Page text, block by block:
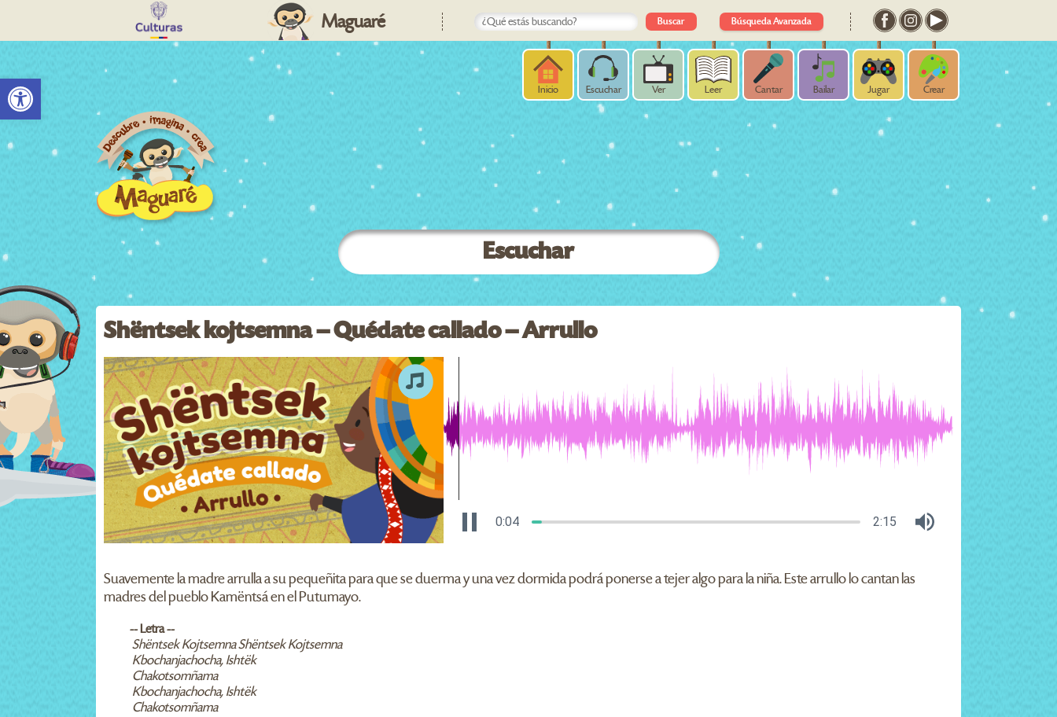
Abrir barra de herramientas
Maguaré Búsqueda Avanzada
Inicio Escuchar Ver Leer Cantar Bailar Jugar Crear
Escuchar
Shëntsek kojtsemna – Quédate callado – Arrullo
0:05 2:15
Suavemente la madre arrulla a su pequeñita para que se duerma y una vez dormida podrá ponerse a tejer algo para la niña. Este arrullo lo cantan las
madres del pueblo Kamëntsá en el Putumayo.
-- Letra --
Shëntsek Kojtsemna Shëntsek Kojtsemna
Kbochanjachocha, Ishtëk
Chakotsomñama
Kbochanjachocha, Ishtëk
Chakotsomñama